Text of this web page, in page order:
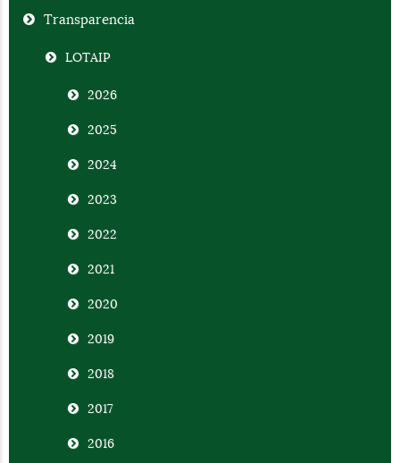
Transparencia
LOTAIP
2026
2025
2024
2023
2022
2021
2020
2019
2018
2017
2016